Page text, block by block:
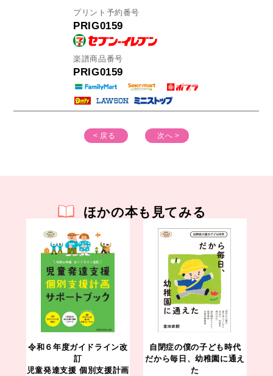
プリント予約番号
PRIG0159
楽譜商品番号
PRIG0159
< 戻る 次へ >
ほかの本も見てみる
令和６年度ガイドライン改
訂
児童発達支援 個別支援計画
自閉症の僕の子ども時代
だから毎日、幼稚園に通え
た